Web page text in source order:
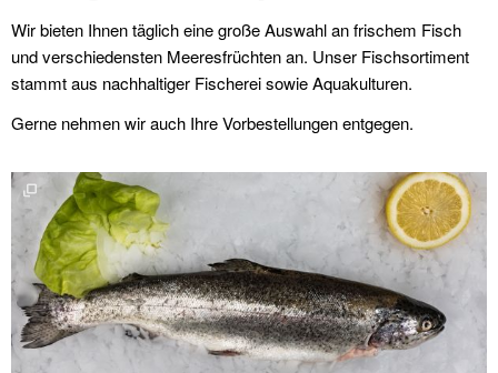
Großhandel
Wir bieten Ihnen täglich eine große Auswahl an frischem Fisch
und verschiedensten Meeresfrüchten an. Unser Fischsortiment
stammt aus nachhaltiger Fischerei sowie Aquakulturen.
Gerne nehmen wir auch Ihre Vorbestellungen entgegen.